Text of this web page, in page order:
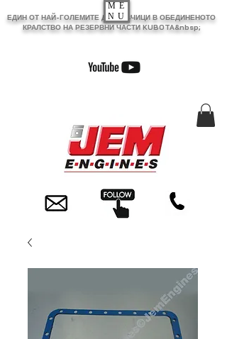
ЕДИН ОТ НАЙ-ГОЛЕМИТЕ ДОСТАВЧИЦИ В ОБЕДИНЕНОТО
КРАЛСТВО НА РЕЗЕРВНИ ЧАСТИ KUBOTA&nbsp;
ME
NU